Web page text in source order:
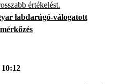
értékelést.
labdarúgó-válogatott
10:12